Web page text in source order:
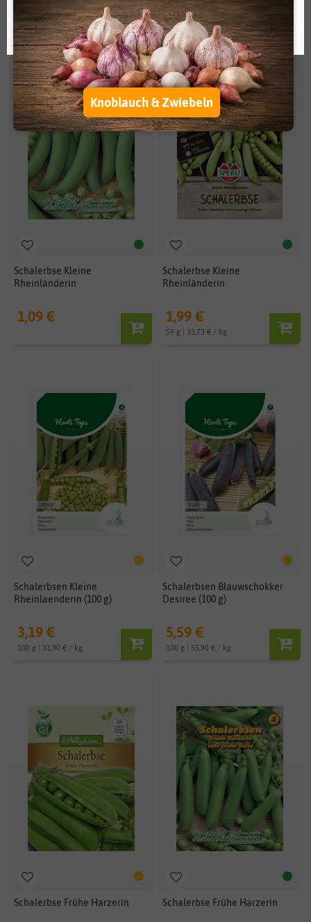
Schalerbse Kleine
Rheinländerin
1,09 €
Schalerbse Kleine
Rheinländerin
1,99 €
59 g | 33,73 € / kg
Schalerbsen Kleine
Rheinlaenderin (100 g)
3,19 €
100 g | 31,90 € / kg
Schalerbsen Blauwschokker
Desiree (100 g)
5,59 €
100 g | 55,90 € / kg
Schalerbse Frühe Harzerin Schalerbse Frühe Harzerin
Auswahl akzeptieren
Knoblauch & Zwiebeln